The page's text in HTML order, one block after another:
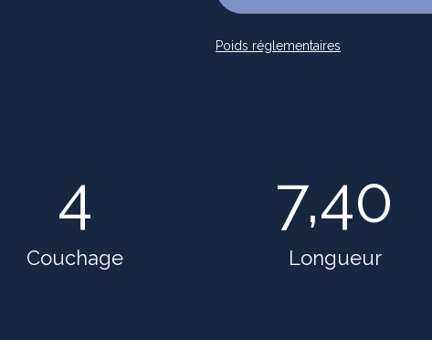
Poids réglementaires
4
Couchage
7,40
Longueur